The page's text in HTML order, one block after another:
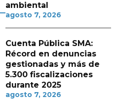
ambiental
agosto 7, 2026
Cuenta Pública SMA:
Récord en denuncias
gestionadas y más de
5.300 fiscalizaciones
durante 2025
agosto 7, 2026